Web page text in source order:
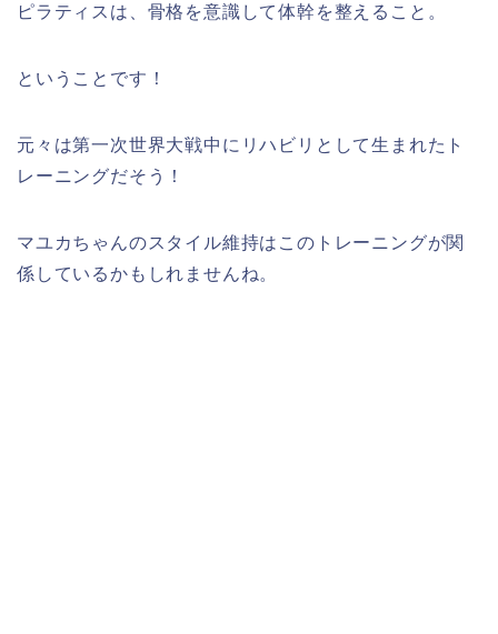
ピラティスは、骨格を意識して体幹を整えること。
ということです！
元々は第一次世界大戦中にリハビリとして生まれたト
レーニングだそう！
マユカちゃんのスタイル維持はこのトレーニングが関
係しているかもしれませんね。